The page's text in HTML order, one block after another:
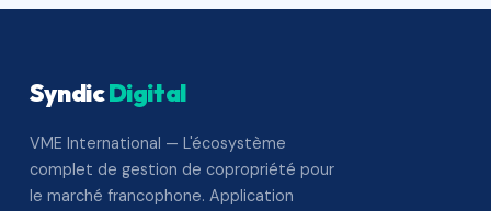
SyndicDigital
VME International — L'écosystème
complet de gestion de copropriété pour
le marché francophone. Application